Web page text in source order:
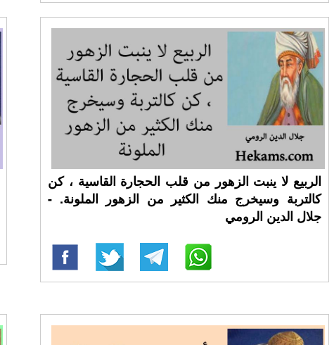
الربيع لا ينبت الزهور من قلب الحجارة القاسية ، كن
كالتربة وسيخرج منك الكثير من الزهور الملونة. -
جلال الدين الرومي